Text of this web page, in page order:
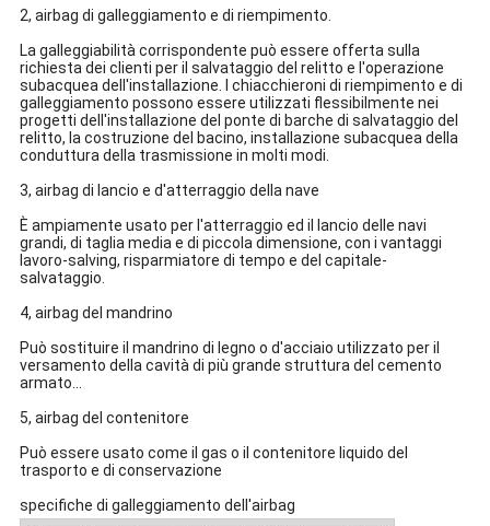
2, airbag di galleggiamento e di riempimento.
La galleggiabilità corrispondente può essere offerta sulla
richiesta dei clienti per il salvataggio del relitto e l'operazione
subacquea dell'installazione. I chiacchieroni di riempimento e di
galleggiamento possono essere utilizzati flessibilmente nei
progetti dell'installazione del ponte di barche di salvataggio del
relitto, la costruzione del bacino, installazione subacquea della
conduttura della trasmissione in molti modi.
3, airbag di lancio e d'atterraggio della nave
È ampiamente usato per l'atterraggio ed il lancio delle navi
grandi, di taglia media e di piccola dimensione, con i vantaggi
lavoro-salving, risparmiatore di tempo e del capitale-
salvataggio.
4, airbag del mandrino
Può sostituire il mandrino di legno o d'acciaio utilizzato per il
versamento della cavità di più grande struttura del cemento
armato…
5, airbag del contenitore
Può essere usato come il gas o il contenitore liquido del
trasporto e di conservazione
specifiche di galleggiamento dell'airbag